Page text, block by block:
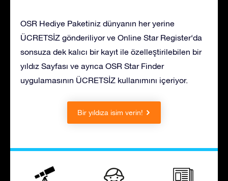
OSR Hediye Paketiniz dünyanın her yerine
ÜCRETSİZ gönderiliyor ve Online Star Register‘da
sonsuza dek kalıcı bir kayıt ile özelleştirilebilen bir
yıldız Sayfası ve ayrıca OSR Star Finder
uygulamasının ÜCRETSİZ kullanımını içeriyor.
Bir yıldıza isim verin!